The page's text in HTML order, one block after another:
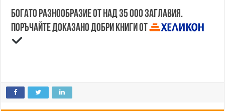
Богато разнообразие от над 35 000 заглавия.
Поръчайте доказано добри книги от